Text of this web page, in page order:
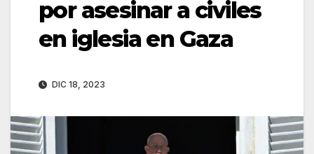
por asesinar a civiles
en iglesia en Gaza
DIC 18, 2023